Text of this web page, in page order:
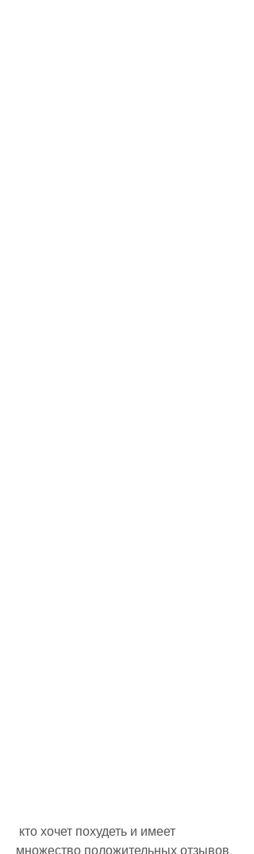
множество положительных отзывов.